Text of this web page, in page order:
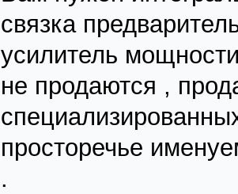
связка
усилитель
не продаются ,
просторечье
.